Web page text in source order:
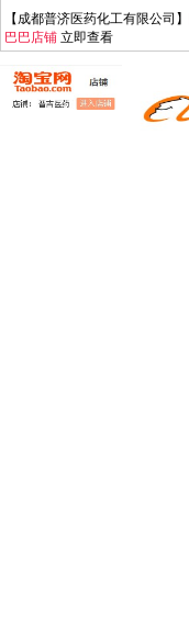
【成都普济医药化工有限公司】
巴巴店铺 立即查看